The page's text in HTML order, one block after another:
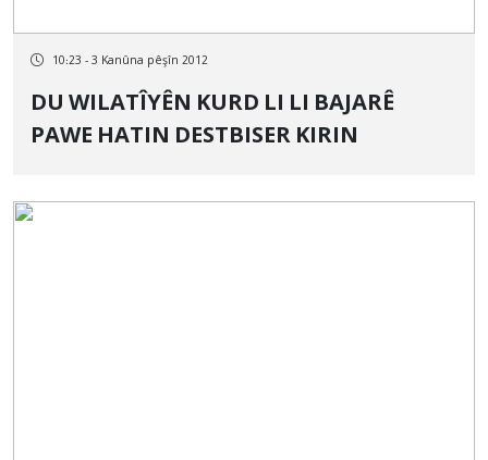
10:23 - 3 Kanûna pêşîn 2012
DU WILATÎYÊN KURD LI LI BAJARÊ
PAWE HATIN DESTBISER KIRIN